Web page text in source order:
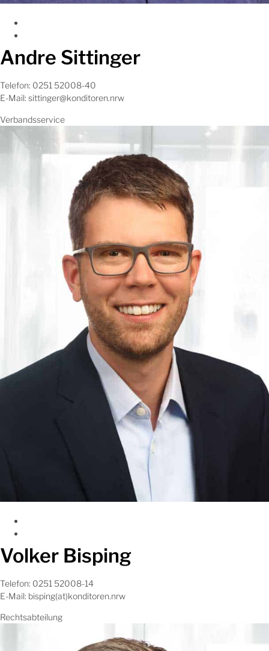
Andre Sittinger
Telefon: 0251 52008-40
E-Mail: sittinger@konditoren.nrw
Verbandsservice
Volker Bisping
Telefon: 0251 52008-14
E-Mail: bisping(at)konditoren.nrw
Rechtsabteilung